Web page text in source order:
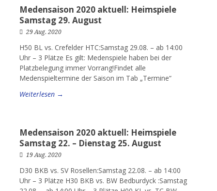
Medensaison 2020 aktuell: Heimspiele
Samstag 29. August
29 Aug. 2020
H50 BL vs. Crefelder HTC:Samstag 29.08. – ab 14:00
Uhr – 3 Plätze Es gilt: Medenspiele haben bei der
Platzbelegung immer Vorrang!Findet alle
Medenspieltermine der Saison im Tab „Termine“
Weiterlesen →
Medensaison 2020 aktuell: Heimspiele
Samstag 22. – Dienstag 25. August
19 Aug. 2020
D30 BKB vs. SV Rosellen:Samstag 22.08. – ab 14:00
Uhr – 3 Plätze H30 BKB vs. BW Bedburdyck :Samstag